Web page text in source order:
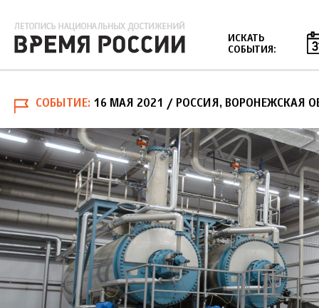
ИСКАТЬ
СОБЫТИЯ:
СОБЫТИЕ 16 МАЯ 2021 / РОССИЯ, ВОРОНЕЖСКАЯ